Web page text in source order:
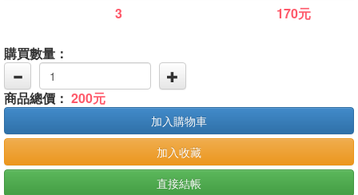
3
170元
購買數量：
商品總價： 200元
加入購物車
加入收藏
直接結帳